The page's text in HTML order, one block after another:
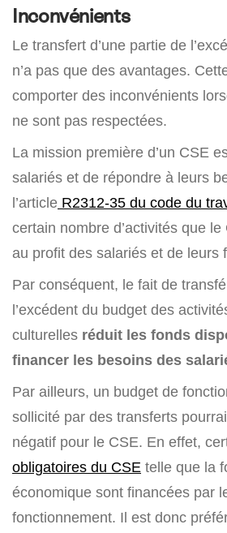
Inconvénients
Le transfert d’une partie de
n’a pas que des avantages.
comporter des inconvénients
ne sont pas respectées.
La mission première d’un CSE
salariés et de répondre à leurs
l’article R2312-35 du code du
certain nombre d’activités que
au profit des salariés et de leurs
Par conséquent, le fait de
l’excédent du budget des
culturelles réduit les fonds
financer les besoins des
Par ailleurs, un budget de
sollicité par des transferts
négatif pour le CSE. En effet,
obligatoires du CSE telle que la
économique sont financées par
fonctionnement. Il est donc